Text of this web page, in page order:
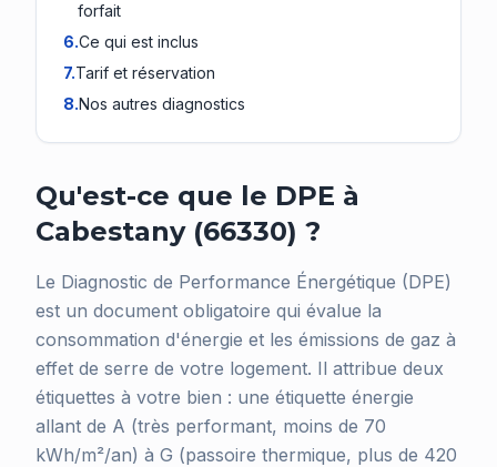
forfait
6.Ce qui est inclus
7.Tarif et réservation
8.Nos autres diagnostics
Qu'est-ce que le DPE à
Cabestany (66330) ?
Le Diagnostic de Performance Énergétique (DPE)
est un document obligatoire qui évalue la
consommation d'énergie et les émissions de gaz à
effet de serre de votre logement. Il attribue deux
étiquettes à votre bien : une étiquette énergie
allant de A (très performant, moins de 70
kWh/m²/an) à G (passoire thermique, plus de 420